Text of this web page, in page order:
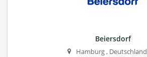
Beiersdorf
Hamburg, Deutschland